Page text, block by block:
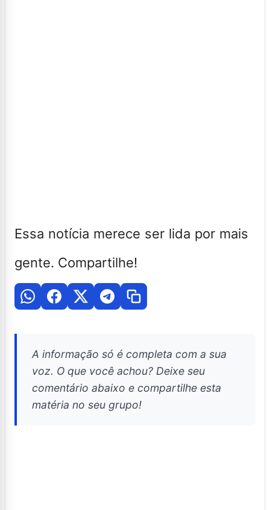
Essa notícia merece ser lida por mais
gente. Compartilhe!
A informação só é completa com a sua
voz. O que você achou? Deixe seu
comentário abaixo e compartilhe esta
matéria no seu grupo!